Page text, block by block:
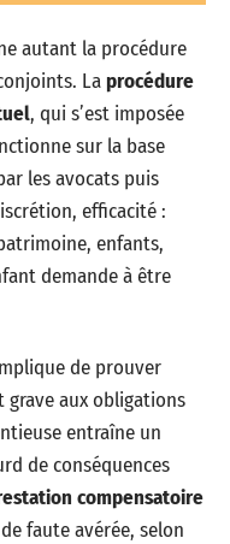
autant la procédure
Laprocédure
, qui s’est imposée
sur la base
les avocats puis
efficacité :
enfants,
demande à être
de prouver
aux obligations
entraîne un
de conséquences
compensatoire
faute avérée, selon